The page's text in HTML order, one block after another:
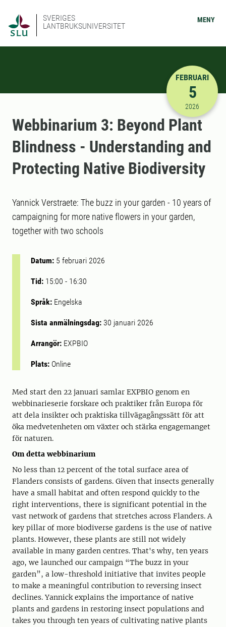
SVERIGES
LANTBRUKSUNIVERSITET
MENY
2026-02-
FEBRUARI
5
2026
Webbinarium 3: Beyond Plant
Blindness - Understanding and
Protecting Native Biodiversity
Yannick Verstraete: The buzz in your garden - 10 years of
campaigning for more native flowers in your garden,
together with two schools
Datum: 5 februari 2026
Tid: 15:00 - 16:30
Språk: Engelska
Sista anmälningsdag: 30 januari 2026
Arrangör: EXPBIO
Plats: Online
Med start den 22 januari samlar EXPBIO genom en
webbinarieserie forskare och praktiker från Europa för
att dela insikter och praktiska tillvägagångssätt för att
öka medvetenheten om växter och stärka engagemanget
för naturen.
Om detta webbinarium
No less than 12 percent of the total surface area of
Flanders consists of gardens. Given that insects generally
have a small habitat and often respond quickly to the
right interventions, there is significant potential in the
vast network of gardens that stretches across Flanders. A
key pillar of more biodiverse gardens is the use of native
plants. However, these plants are still not widely
available in many garden centres. That's why, ten years
ago, we launched our campaign “The buzz in your
garden”, a low-threshold initiative that invites people
to make a meaningful contribution to reversing insect
declines. Yannick explains the importance of native
plants and gardens in restoring insect populations and
takes you through ten years of cultivating native plants